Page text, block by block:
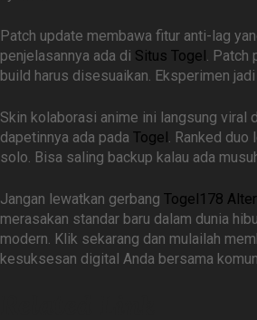
Patch update membawa fitur anti-lag
penjelasannya ada di Situs Togel . Patch
build harus disesuaikan. Eksperimen
Skin kolaborasi anime ini langsung viral
dapetinnya ada pada Togel . Ranked duo
solo. Bisa saling backup kalau ada
Jangan lewatkan gerbang Togel178
merasakan standar baru dalam dunia
modern. Klik sekarang dan mulailah
kesuksesan digital Anda bersama